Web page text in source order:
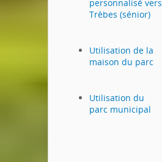
personnalisé vers
Trèbes (sénior)
Utilisation de la
maison du parc
Utilisation du
parc municipal